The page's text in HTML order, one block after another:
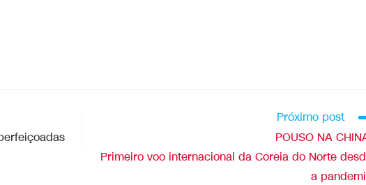
Próximo post
POUSO NA
Primeiro voo internacional da Coreia do Norte
a